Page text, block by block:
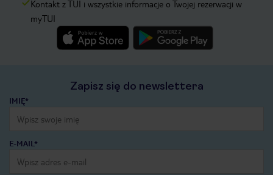
Kontakt z TUI i wszystkie informacje o Twojej rezerwacji w
myTUI
Zapisz się do newslettera
IMIĘ*
E-MAIL*